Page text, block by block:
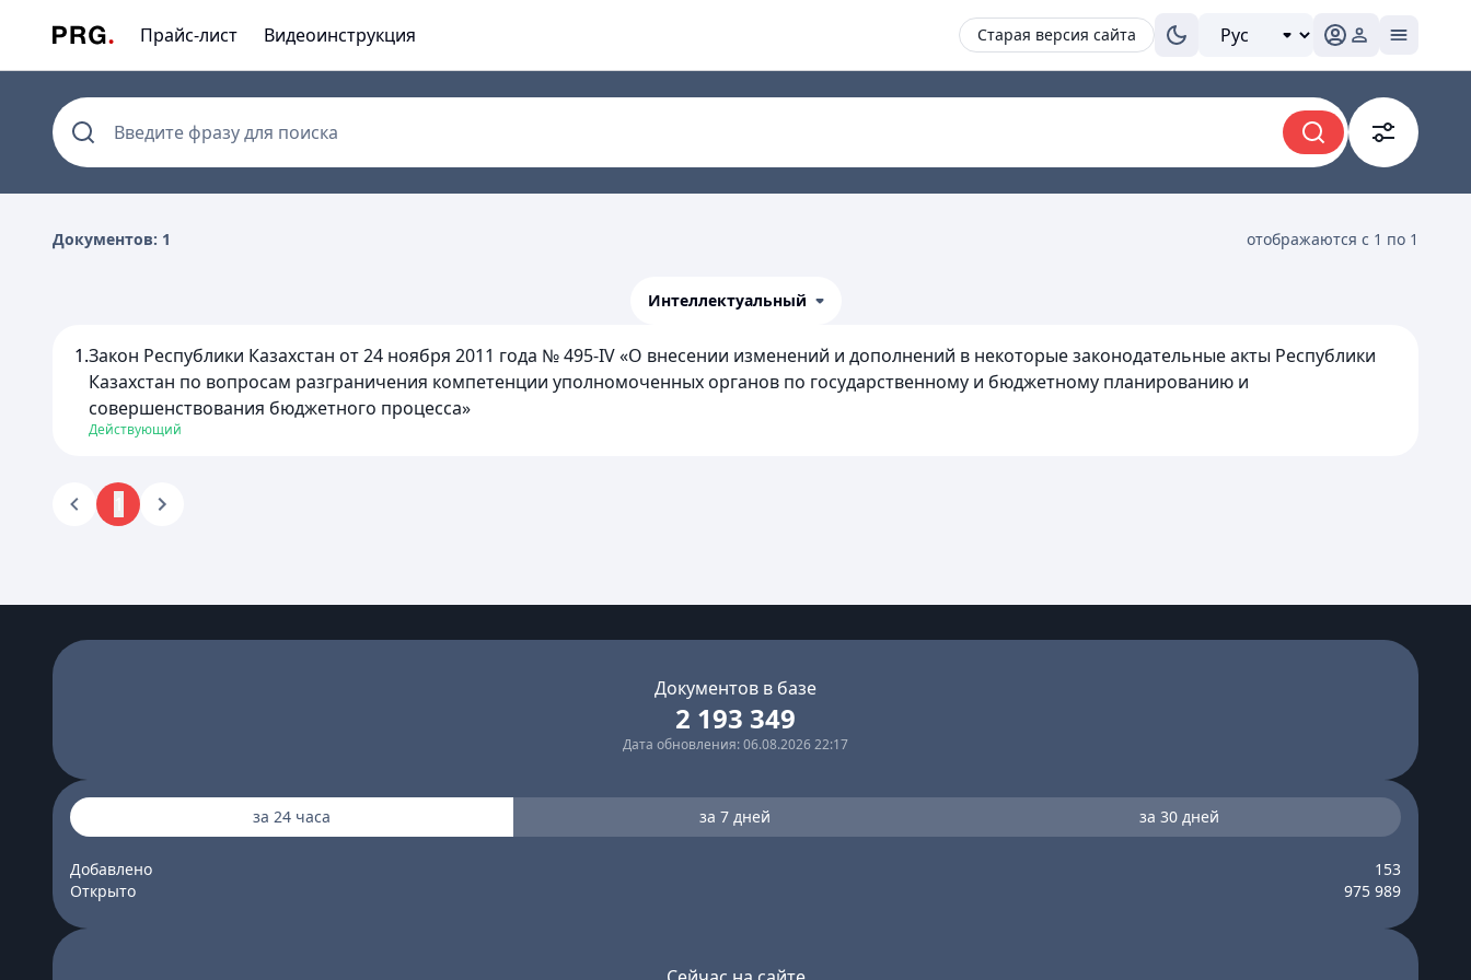
Прайс-лист Видеоинструкция Старая версия сайта
Введите фразу для поиска
Документов: 1 отображаются с 1 по 1
Интеллектуальный
1.Закон Республики Казахстан от 24 ноября 2011 года № 495-IV «О внесении изменений и дополнений в некоторые законодательные акты Республики
Казахстан по вопросам разграничения компетенции уполномоченных органов по государственному и бюджетному планированию и
совершенствования бюджетного процесса»
Действующий
Документов в базе
2 193 349
Дата обновления: 06.08.2026 22:17
за 24 часа за 7 дней за 30 дней
Добавлено
153
Открыто
975 989